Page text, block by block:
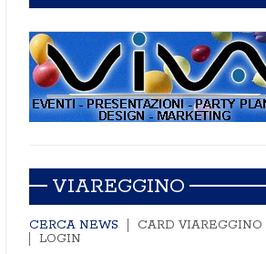
VIAREGGINO
CERCA NEWS
CARD VIAREGGINO
LOGIN